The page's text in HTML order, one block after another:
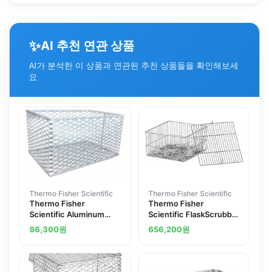
✨AI 추천 연관 상품
AI가 분석한 이 상품과 연관된 추천 상품들을 확인해보세
요
Thermo Fisher Scientific
Thermo Fisher
Scientific Aluminum
Test Tube Cleansing
Baskets
96,300원
Thermo Fisher Scientific
Thermo Fisher
Scientific FlaskScrubber
and SteamScrubber
Utensil Basket
656,200원